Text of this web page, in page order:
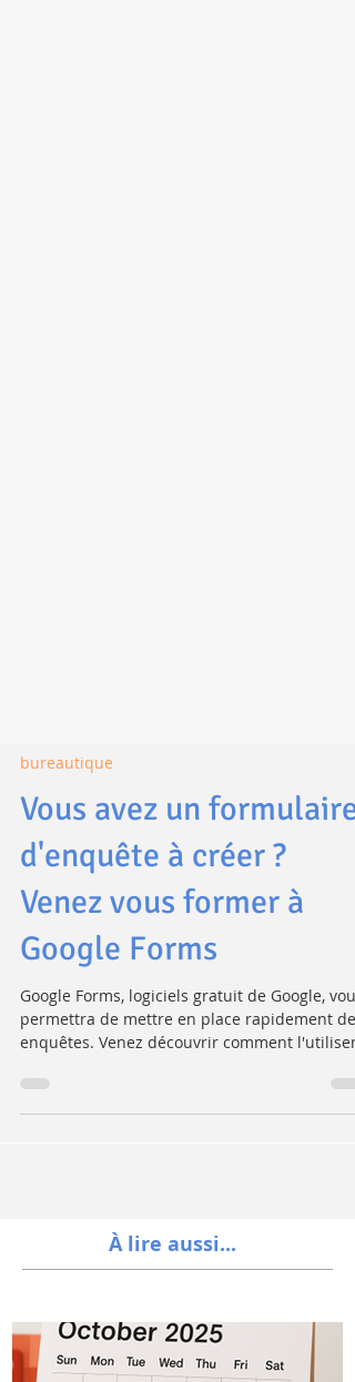
bureautique
Vous avez un formulaire
d'enquête à créer ?
Venez vous former à
Google Forms
Google Forms, logiciels gratuit de Google, vous
permettra de mettre en place rapidement des